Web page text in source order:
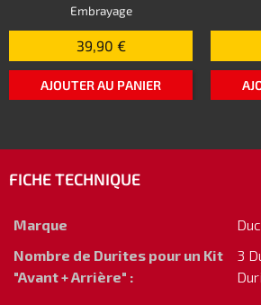
Embrayage
39,90 €
AJOUTER AU PANIER
FICHE TECHNIQUE
Marque
Nombre de Durites pour un Kit
"Avant + Arrière" :
3